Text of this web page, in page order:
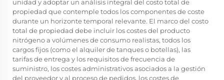
unidad y adoptar un análisis integral del costo total de
propiedad que contemple todos los componentes de coste
durante un horizonte temporal relevante. El marco del costo
total de propiedad debe incluir los costes del producto
nitrógeno a volúmenes de consumo realistas, todos los
cargos fijos (como el alquiler de tanques o botellas), las
tarifas de entrega y los requisitos de frecuencia de
suministro, los costes administrativos asociados a la gestión
del proveedor y al proceso de pedidos, los costes de